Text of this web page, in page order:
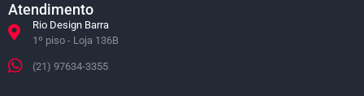
Atendimento
Rio Design Barra
1º piso - Loja 136B
(21) 97634-3355